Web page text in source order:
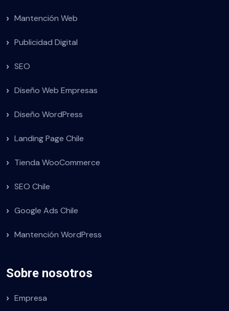
Mantención Web
Publicidad Digital
SEO
Diseño Web Empresas
Diseño WordPress
Landing Page Chile
Tienda WooCommerce
SEO Chile
Google Ads Chile
Mantención WordPress
Sobre nosotros
Empresa